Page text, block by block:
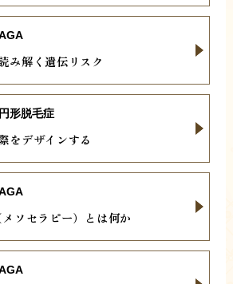
み解く遺伝リスク
をデザインする
円形脱毛症
ソセラピー）とは何か